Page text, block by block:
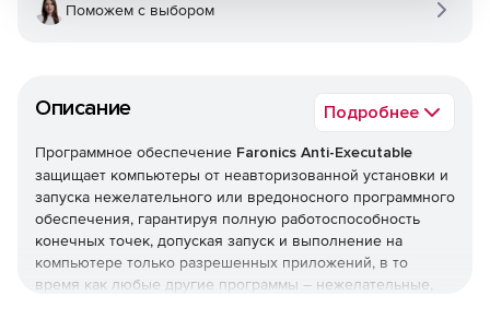
Описание Подробнее
Программное обеспечение Faronics Anti-Executable
защищает компьютеры от неавторизованной установки и
запуска нежелательного или вредоносного программного
обеспечения, гарантируя полную работоспособность
конечных точек, допуская запуск и выполнение на
компьютере только разрешенных приложений, в то
время как любые другие программы – нежелательные,
Поможем с выбором